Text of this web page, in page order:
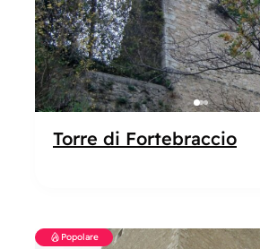
Torre di Fortebraccio
Popolare